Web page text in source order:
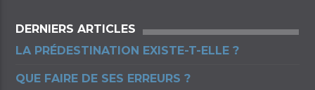
DERNIERS ARTICLES
LA PRÉDESTINATION EXISTE-T-ELLE ?
QUE FAIRE DE SES ERREURS ?